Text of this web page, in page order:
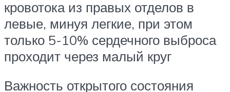
кровотока из правых отделов в
левые, минуя легкие, при этом
только 5-10% сердечного выброса
проходит через малый круг
Важность открытого состояния